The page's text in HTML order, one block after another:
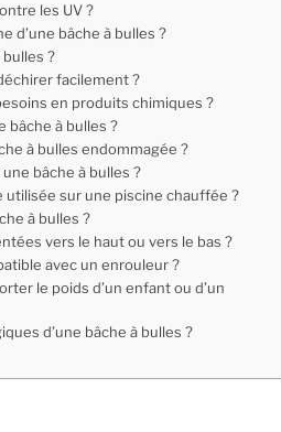
les UV ?
d’une bâche à bulles ?
?
facilement ?
en produits chimiques ?
bâche à bulles ?
à bulles endommagée ?
bâche à bulles ?
utilisée sur une piscine chauffée ?
à bulles ?
vers le haut ou vers le bas ?
avec un enrouleur ?
le poids d’un enfant ou d’un
d’une bâche à bulles ?